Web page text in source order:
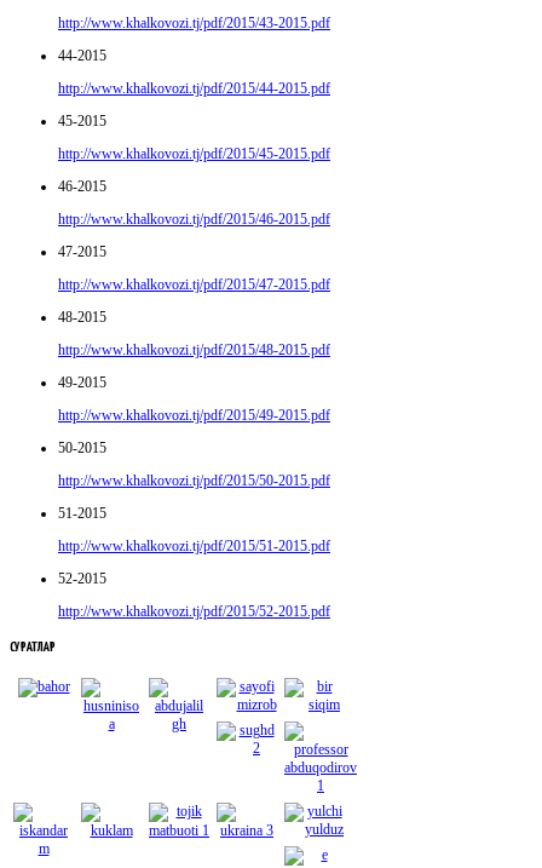
http://www.khalkovozi.tj/pdf/2015/43-2015.pdf
44-2015
http://www.khalkovozi.tj/pdf/2015/44-2015.pdf
45-2015
http://www.khalkovozi.tj/pdf/2015/45-2015.pdf
46-2015
http://www.khalkovozi.tj/pdf/2015/46-2015.pdf
47-2015
http://www.khalkovozi.tj/pdf/2015/47-2015.pdf
48-2015
http://www.khalkovozi.tj/pdf/2015/48-2015.pdf
49-2015
http://www.khalkovozi.tj/pdf/2015/49-2015.pdf
50-2015
http://www.khalkovozi.tj/pdf/2015/50-2015.pdf
51-2015
http://www.khalkovozi.tj/pdf/2015/51-2015.pdf
52-2015
http://www.khalkovozi.tj/pdf/2015/52-2015.pdf
СУРАТЛАР